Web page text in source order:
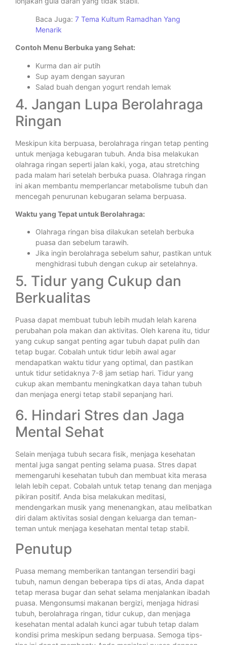
Baca Juga: 7 Tema Kultum Ramadhan Yang
Menarik
Contoh Menu Berbuka yang Sehat:
Kurma dan air putih
Sup ayam dengan sayuran
Salad buah dengan yogurt rendah lemak
4. Jangan Lupa Berolahraga
Ringan
Meskipun kita berpuasa, berolahraga ringan tetap penting
untuk menjaga kebugaran tubuh. Anda bisa melakukan
olahraga ringan seperti jalan kaki, yoga, atau stretching
pada malam hari setelah berbuka puasa. Olahraga ringan
ini akan membantu memperlancar metabolisme tubuh dan
mencegah penurunan kebugaran selama berpuasa.
Waktu yang Tepat untuk Berolahraga:
Olahraga ringan bisa dilakukan setelah berbuka
puasa dan sebelum tarawih.
Jika ingin berolahraga sebelum sahur, pastikan untuk
menghidrasi tubuh dengan cukup air setelahnya.
5. Tidur yang Cukup dan
Berkualitas
Puasa dapat membuat tubuh lebih mudah lelah karena
perubahan pola makan dan aktivitas. Oleh karena itu, tidur
yang cukup sangat penting agar tubuh dapat pulih dan
tetap bugar. Cobalah untuk tidur lebih awal agar
mendapatkan waktu tidur yang optimal, dan pastikan
untuk tidur setidaknya 7-8 jam setiap hari. Tidur yang
cukup akan membantu meningkatkan daya tahan tubuh
dan menjaga energi tetap stabil sepanjang hari.
6. Hindari Stres dan Jaga
Mental Sehat
Selain menjaga tubuh secara fisik, menjaga kesehatan
mental juga sangat penting selama puasa. Stres dapat
memengaruhi kesehatan tubuh dan membuat kita merasa
lelah lebih cepat. Cobalah untuk tetap tenang dan menjaga
pikiran positif. Anda bisa melakukan meditasi,
mendengarkan musik yang menenangkan, atau melibatkan
diri dalam aktivitas sosial dengan keluarga dan teman-
teman untuk menjaga kesehatan mental tetap stabil.
Penutup
Puasa memang memberikan tantangan tersendiri bagi
tubuh, namun dengan beberapa tips di atas, Anda dapat
tetap merasa bugar dan sehat selama menjalankan ibadah
puasa. Mengonsumsi makanan bergizi, menjaga hidrasi
tubuh, berolahraga ringan, tidur cukup, dan menjaga
kesehatan mental adalah kunci agar tubuh tetap dalam
kondisi prima meskipun sedang berpuasa. Semoga tips-